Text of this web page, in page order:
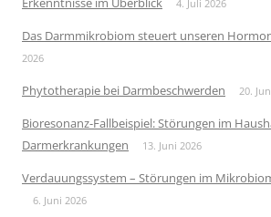
4. Juli 2026
Das Darmmikrobiom steuert unseren
2026
Phytotherapie bei Darmbeschwerden 20.
Bioresonanz-Fallbeispiel: Störungen im
Darmerkrankungen
13. Juni 2026
Verdauungssystem – Störungen im
6. Juni 2026